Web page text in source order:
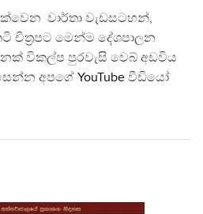
වාර්තා වැඩසටහන්,
චිත්‍රපට මෙන්ම දේශපාලන
විකල්ප පුරවැසි වෙබ් අඩවිය
අපගේ YouTube වීඩියෝ